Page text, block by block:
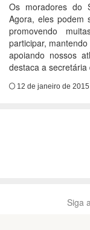
Os moradores do
Agora, eles podem
promovendo
participar,
apoiando nossos
destaca a
12 de janeiro de 2015
Siga